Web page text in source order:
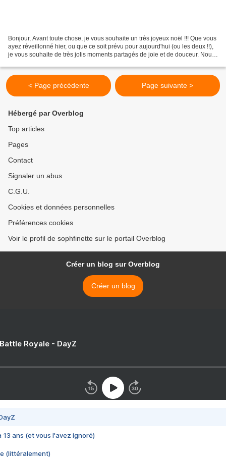
Bonjour, Avant toute chose, je vous souhaite un très joyeux noël !!! Que vous
ayez réveillonné hier, ou que ce soit prévu pour aujourd'hui (ou les deux !!),
je vous souhaite de très jolis moments partagés de joie et de douceur. Nous
< Page précédente Page suivante >
Hébergé par Overblog
Top articles
Pages
Contact
Signaler un abus
C.G.U.
Cookies et données personnelles
Préférences cookies
Voir le profil de sophfinette sur le portail Overblog
Créer un blog sur Overblog
Créer un blog
Royale - DayZ
13 ans (et vous l'avez ignoré)
(littéralement)